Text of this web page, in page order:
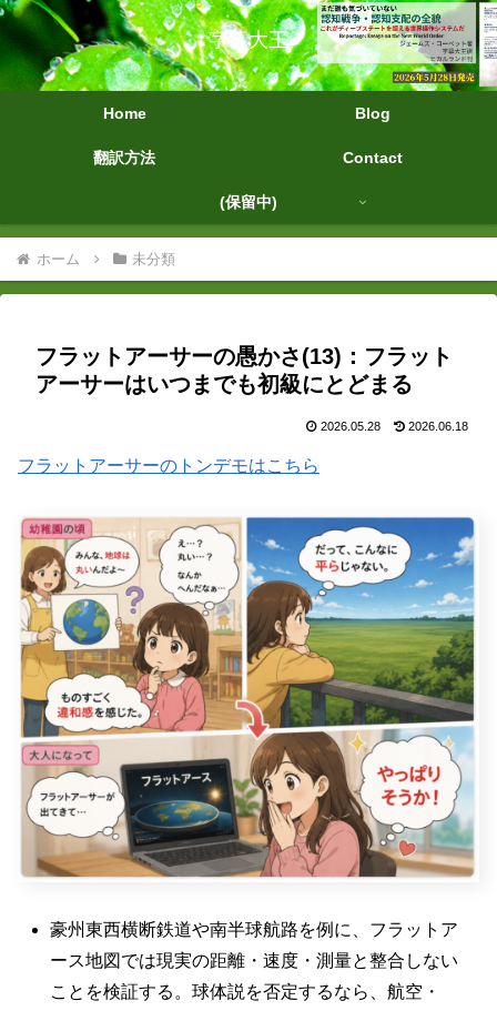
字幕大王
Home Blog
翻訳方法 Contact
(保留中)
ホーム 未分類
フラットアーサーの愚かさ(13)：フラット
アーサーはいつまでも初級にとどまる
2026.05.28 2026.06.18
フラットアーサーのトンデモはこちら
豪州東西横断鉄道や南半球航路を例に、フラットア
ース地図では現実の距離・速度・測量と整合しない
ことを検証する。球体説を否定するなら、航空・